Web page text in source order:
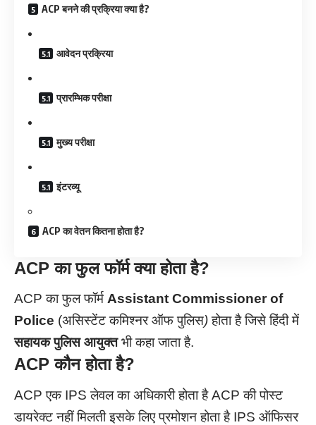
ACP बनने की प्रक्रिया क्या है?
आवेदन प्रक्रिया
प्रारम्भिक परीक्षा
मुख्य परीक्षा
इंटरव्यू
ACP का वेतन कितना होता है?
ACP का फुल फॉर्म क्या होता है?
ACP का फुल फॉर्म Assistant Commissioner of
Police (असिस्टेंट कमिश्नर ऑफ पुलिस)होता है जिसे हिंदी में
सहायक पुलिस आयुक्तभी कहा जाता है.
ACP कौन होता है?
ACP एक IPS लेवल का अधिकारी होता है ACP की पोस्ट
डायरेक्ट नहीं मिलती इसके लिए प्रमोशन होता है IPS ऑफिसर